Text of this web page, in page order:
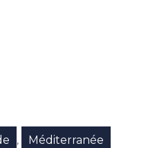
, Méditerranée